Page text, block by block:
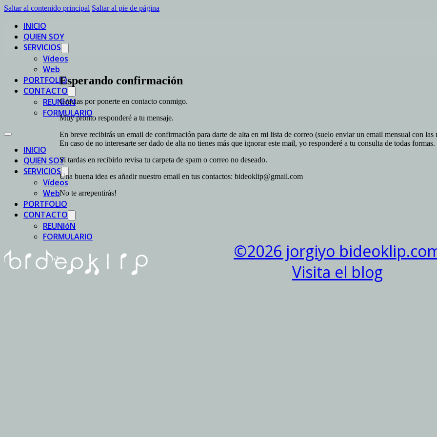
Saltar al contenido principal Saltar al pie de página
INICIO
QUIEN SOY
SERVICIOS
Vídeos
Web
PORTFOLIO
CONTACTO
REUNIóN
FORMULARIO
INICIO
QUIEN SOY
SERVICIOS
Vídeos
Web
PORTFOLIO
CONTACTO
REUNIóN
FORMULARIO
Esperando confirmación
Gracias por ponerte en contacto conmigo.
Muy pronto responderé a tu mensaje.
En breve recibirás un email de confirmación para darte de alta en mi lista de correo (suelo enviar un email mensual con las
En caso de no interesarte ser dado de alta no tienes más que ignorar este mail, yo responderé a tu consulta de todas formas.
Si tardas en recibirlo revisa tu carpeta de spam o correo no deseado.
Una buena idea es añadir nuestro email en tus contactos: bideoklip@gmail.com
No te arrepentirás!
©2026 jorgiyo
Visita el blog